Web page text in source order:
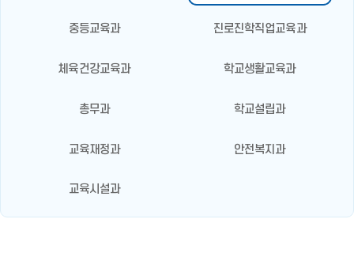
중등교육과 진로진학직업교육과
체육건강교육과 학교생활교육과
총무과 학교설립과
교육재정과 안전복지과
교육시설과